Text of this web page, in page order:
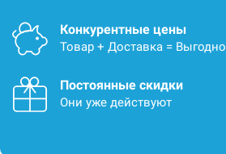
Конкурентные цены
Товар + Доставка = Выгодно
Постоянные скидки
Они уже действуют